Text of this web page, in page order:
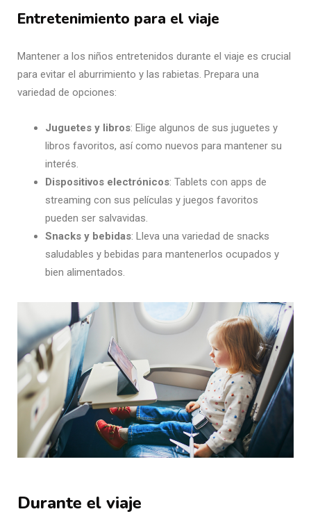
Entretenimiento para el viaje
Mantener a los niños entretenidos durante el viaje es crucial
para evitar el aburrimiento y las rabietas. Prepara una
variedad de opciones:
Juguetes y libros: Elige algunos de sus juguetes y
libros favoritos, así como nuevos para mantener su
interés.
Dispositivos electrónicos: Tablets con apps de
streaming con sus películas y juegos favoritos
pueden ser salvavidas.
Snacks y bebidas: Lleva una variedad de snacks
saludables y bebidas para mantenerlos ocupados y
bien alimentados.
Durante el viaje